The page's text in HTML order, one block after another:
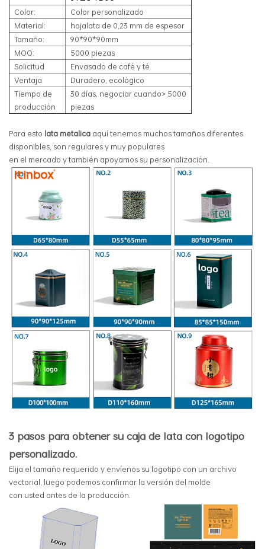
Color:
Color personalizado
Material:
hojalata de 0,23 mm de espesor
Tamaño:
90*90*90mm
MOQ:
5000 piezas
Solicitud
Envasado de café y té
Ventaja
Duradero, ecológico
Tiempo de
producción
30 días, negociar cuando> 5000
piezas
Para esto lata metalica aquí tenemos muchos tamaños diferentes
disponibles, son regulares y muy populares
en el mercado y también apoyamos su personalización.
3 pasos para obtener su caja de lata con logotipo
personalizado.
Elija el tamaño requerido y envíenos su logotipo con un archivo
vectorial, luego podemos confirmar la versión del molde
con usted antes de la producción.